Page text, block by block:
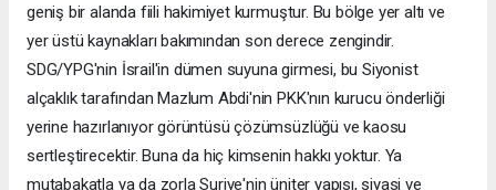
geniş bir alanda fiili hakimiyet kurmuştur. Bu bölge yer altı ve
yer üstü kaynakları bakımından son derece zengindir.
SDG/YPG'nin İsrail'in dümen suyuna girmesi, bu Siyonist
alçaklık tarafından Mazlum Abdi'nin PKK'nın kurucu önderliği
yerine hazırlanıyor görüntüsü çözümsüzlüğü ve kaosu
sertleştirecektir. Buna da hiç kimsenin hakkı yoktur. Ya
mutabakatla ya da zorla Suriye'nin üniter yapısı, siyasi ve